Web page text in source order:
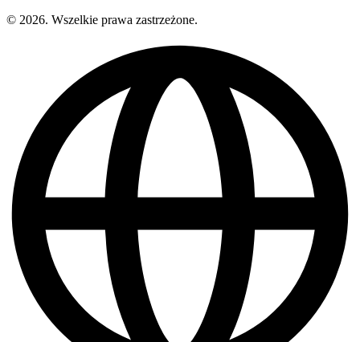
© 2026. Wszelkie prawa zastrzeżone.